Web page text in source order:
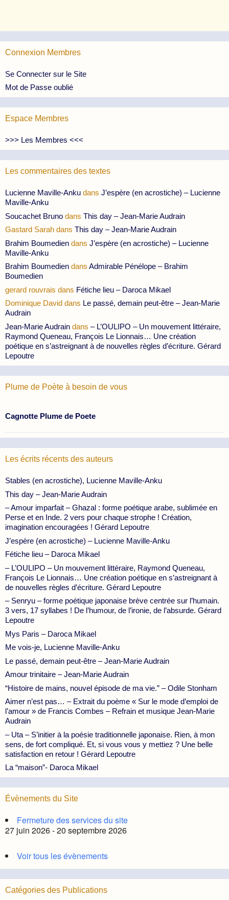
Connexion Membres
Se Connecter sur le Site
Mot de Passe oublié
Espace Membres
>>> Les Membres <<<
Les commentaires des textes
Lucienne Maville-Anku dans J’espère (en acrostiche) – Lucienne
Maville-Anku
Soucachet Bruno dans This day – Jean-Marie Audrain
Gastard Sarah dans This day – Jean-Marie Audrain
Brahim Boumedien dans J’espère (en acrostiche) – Lucienne
Maville-Anku
Brahim Boumedien dans Admirable Pénélope – Brahim
Boumedien
gerard rouvrais dans Fétiche lieu – Daroca Mikael
Dominique David dans Le passé, demain peut-être – Jean-Marie
Audrain
Jean-Marie Audrain dans – L’OULIPO – Un mouvement littéraire,
Raymond Queneau, François Le Lionnais… Une création
poétique en s’astreignant à de nouvelles règles d’écriture. Gérard
Lepoutre
Plume de Poète à besoin de vous
Cagnotte Plume de Poete
Les écrits récents des auteurs
Stables (en acrostiche), Lucienne Maville-Anku
This day – Jean-Marie Audrain
– Amour imparfait – Ghazal : forme poétique arabe, sublimée en
Perse et en Inde. 2 vers pour chaque strophe ! Création,
imagination encouragées ! Gérard Lepoutre
J’espère (en acrostiche) – Lucienne Maville-Anku
Fétiche lieu – Daroca Mikael
– L’OULIPO – Un mouvement littéraire, Raymond Queneau,
François Le Lionnais… Une création poétique en s’astreignant à
de nouvelles règles d’écriture. Gérard Lepoutre
– Senryu – forme poétique japonaise brève centrée sur l’humain.
3 vers, 17 syllabes ! De l’humour, de l’ironie, de l’absurde. Gérard
Lepoutre
Mys Paris – Daroca Mikael
Me vois-je, Lucienne Maville-Anku
Le passé, demain peut-être – Jean-Marie Audrain
Amour trinitaire – Jean-Marie Audrain
“Histoire de mains, nouvel épisode de ma vie.” – Odile Stonham
Aimer n’est pas… – Extrait du poème « Sur le mode d’emploi de
l’amour » de Francis Combes – Refrain et musique Jean-Marie
Audrain
– Uta – S’initier à la poésie traditionnelle japonaise. Rien, à mon
sens, de fort compliqué. Et, si vous vous y mettiez ? Une belle
satisfaction en retour ! Gérard Lepoutre
La “maison”- Daroca Mikael
Évènements du Site
Fermeture des services du site
27 juin 2026 - 20 septembre 2026
Voir tous les évènements
Catégories des Publications